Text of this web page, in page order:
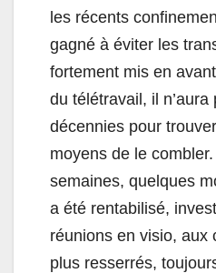
les récents
gagné à éviter les
fortement mis en
du télétravail, il n’aura
décennies pour
moyens de le
semaines, quelques
a été rentabilisé,
réunions en visio, aux
plus resserrés,